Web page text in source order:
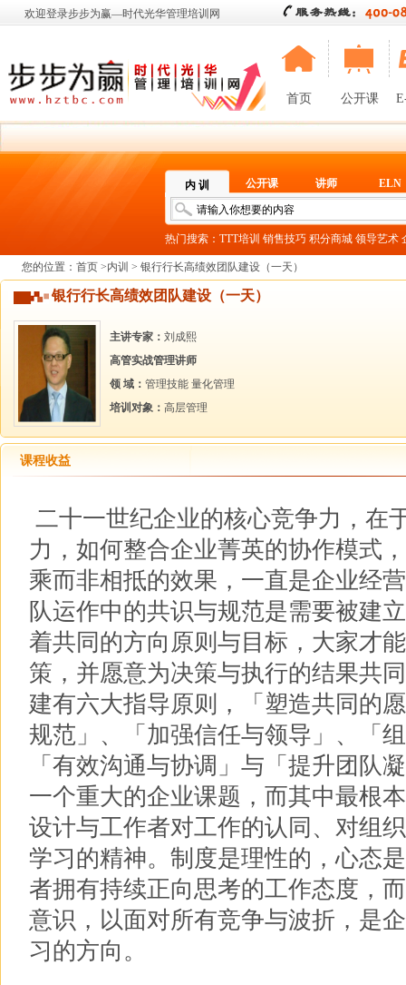
欢迎登录步步为赢—时代光华管理培训网
首页 公开课
内 训 公开课 讲师 ELN
热门搜索： TTT培训 销售技巧 积分商城 领导艺术
您的位置： 首页 >内训 > 银行行长高绩效团队建设（一天）
银行行长高绩效团队建设（一天）
主讲专家： 刘成熙
高管实战管理讲师
领 域： 管理技能 量化管理
培训对象： 高层管理
课程收益
二十一世纪企业的核心竞争力，在
力，如何整合企业菁英的协作模式
乘而非相抵的效果，一直是企业经
队运作中的共识与规范是需要被建
着共同的方向原则与目标，大家才
策，并愿意为决策与执行的结果共
建有六大指导原则，「塑造共同的
规范」、「加强信任与领导」、「
「有效沟通与协调」与「提升团队
一个重大的企业课题，而其中最根
设计与工作者对工作的认同、对组
学习的精神。制度是理性的，心态
者拥有持续正向思考的工作态度，
意识，以面对所有竞争与波折，是
习的方向。